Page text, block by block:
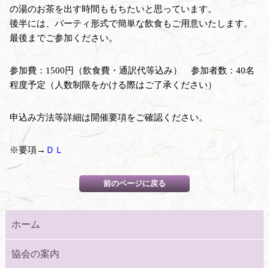
の湯のお茶を出す時間ももちたいと思っています。
後半には、パーティ形式で簡単な飲食もご用意いたします。
最後までご参加ください。
参加費：1500円（飲食費・通訳代等込み） 参加者数：40名
程度予定（人数制限をかける際はご了承ください）
申込み方法等詳細は開催要項をご確認ください。
※要項→ ＤＬ
ホーム
協会の案内